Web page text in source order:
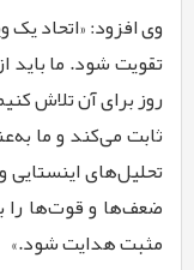
وی افزود: «اتحاد یک
تقویت شود. ما باید
روز برای آن تلاش
ثابت می‌کند و ما
تحلیل‌های اینستایی
ضعف‌ها و قوت‌ها را
مثبت هدایت شود.»